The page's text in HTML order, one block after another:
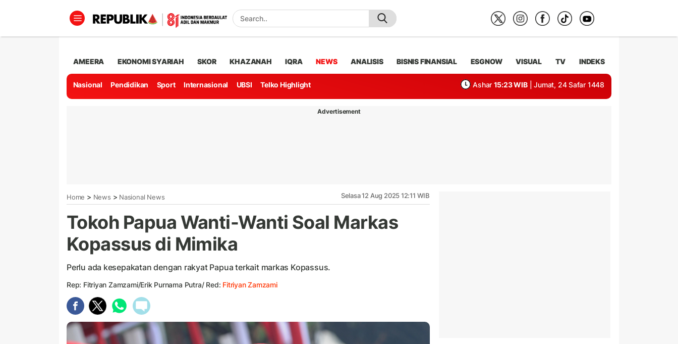
AMEERA EKONOMI SYARIAH SKOR KHAZANAH IQRA NEWS ANALISIS BISNIS FINANSIAL ESGNOW VISUAL TV INDEKS
Nasional Pendidikan Sport Internasional UBSI Telko Highlight Ashar 15:23 WIB | Jumat, 24 Safar 1448
Advertisement
Home > News > Nasional News Selasa 12 Aug 2025 12:11 WIB
Tokoh Papua Wanti-Wanti Soal Markas
Kopassus di Mimika
Perlu ada kesepakatan dengan rakyat Papua terkait markas Kopassus.
Rep: Fitriyan Zamzami/Erik Purnama Putra/ Red: Fitriyan Zamzami